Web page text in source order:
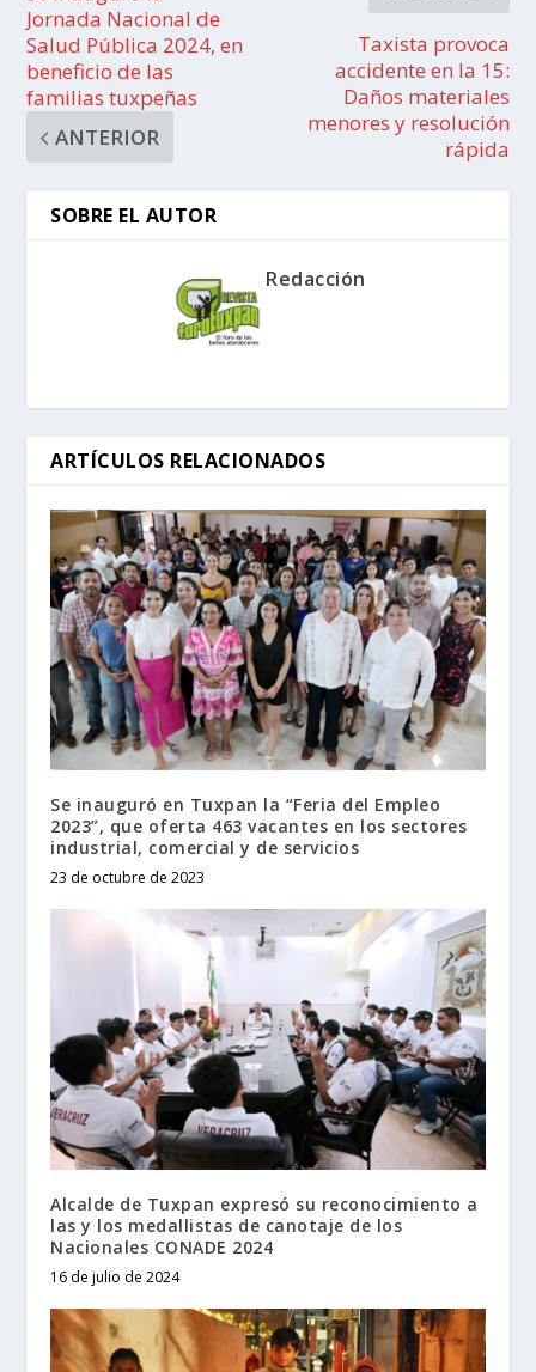
Jornada Nacional de
Salud Pública 2024, en
beneficio de las
familias tuxpeñas
ANTERIOR
Taxista provoca
accidente en la 15:
Daños materiales
menores y resolución
rápida
SOBRE EL AUTOR
Redacción
ARTÍCULOS RELACIONADOS
Se inauguró en Tuxpan la “Feria del Empleo
2023”, que oferta 463 vacantes en los sectores
industrial, comercial y de servicios
23 de octubre de 2023
Alcalde de Tuxpan expresó su reconocimiento a
las y los medallistas de canotaje de los
Nacionales CONADE 2024
16 de julio de 2024